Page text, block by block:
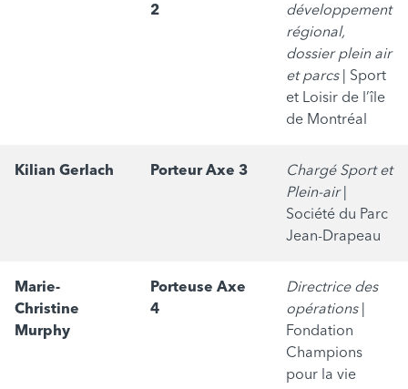
2
développement
régional,
dossier plein air
et parcs
| Sport
et Loisir de l’île
de Montréal
Kilian Gerlach Porteur Axe 3
Chargé Sport et
Plein-air
Société du Parc
Jean-Drapeau
Marie-
Christine
Murphy
Porteuse Axe
4
Directrice des
opérations
Fondation
Champions
pour la vie